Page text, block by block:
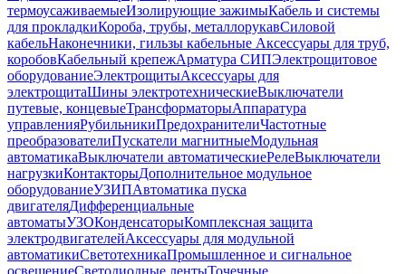
термоусаживаемыеИзолирующие зажимыКабель и системы
для прокладкиКороба, трубы, металлорукавСиловой
кабельНаконечники, гильзы кабельные Аксессуары для труб,
коробовКабельный крепежАрматура СИПЭлектрощитовое
оборудованиеЭлектрощитыАксессуары для
электрощитаШины электротехническиеВыключатели
путевые, концевыеТрансформаторыАппаратура
управленияРубильникиПредохранителиЧастотные
преобразователиПускатели магнитныеМодульная
автоматикаВыключатели автоматическиеРелеВыключатели
нагрузкиКонтакторыДополнительное модульное
оборудованиеУЗИПАвтоматика пуска
двигателяДифференциальные
автоматыУЗОКонденсаторыКомплексная защита
электродвигателейАксессуары для модульной
автоматикиСветотехникаПромышленное и сигнальное
освещениеСветодиодные лентыТочечные